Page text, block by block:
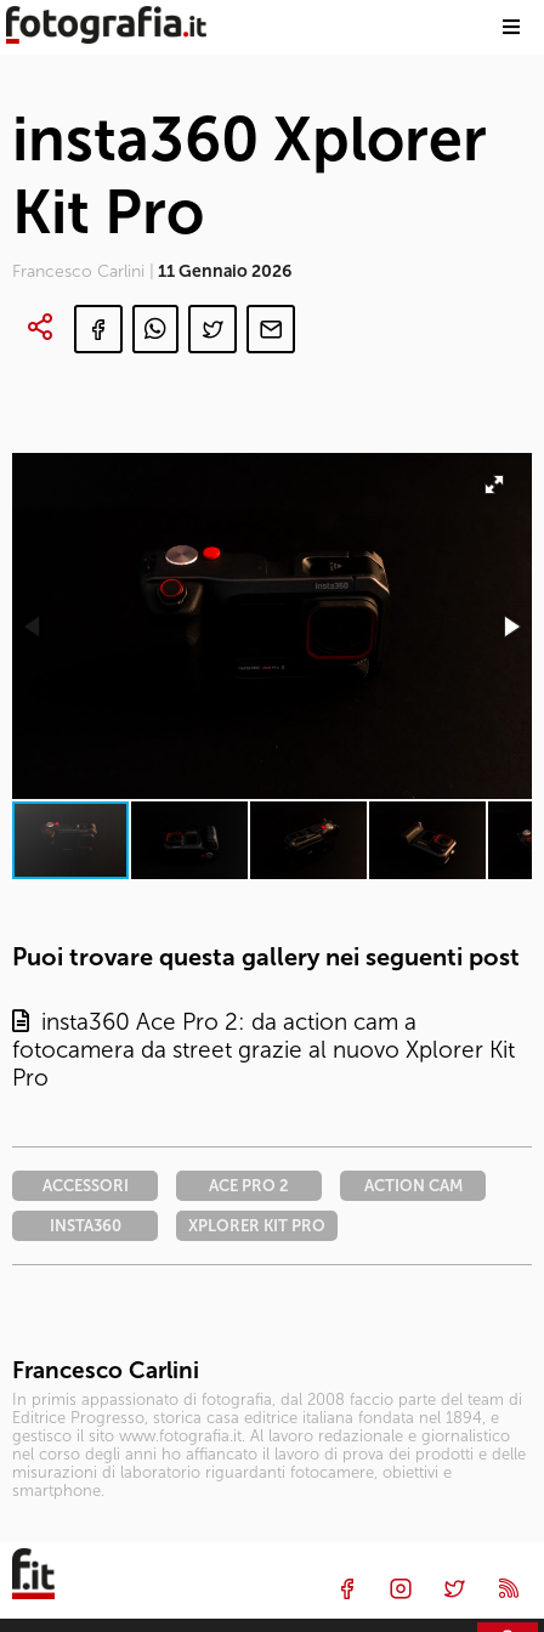
insta360 Xplorer
Kit Pro
Francesco Carlini | 11 Gennaio 2026
Puoi trovare questa gallery nei seguenti post
insta360 Ace Pro 2: da action cam a
fotocamera da street grazie al nuovo Xplorer Kit
Pro
ACCESSORI ACE PRO 2 ACTION CAM
INSTA360 XPLORER KIT PRO
Francesco Carlini
In primis appassionato di fotografia, dal 2008 faccio parte del team di
Editrice Progresso, storica casa editrice italiana fondata nel 1894, e
gestisco il sito www.fotografia.it. Al lavoro redazionale e giornalistico
nel corso degli anni ho affiancato il lavoro di prova dei prodotti e delle
misurazioni di laboratorio riguardanti fotocamere, obiettivi e
smartphone.